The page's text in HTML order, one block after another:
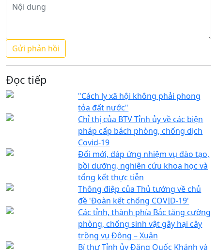
Đọc tiếp
"Cách ly xã hội không phải phong
tỏa đất nước"
Chỉ thị của BTV Tỉnh ủy về các biện
pháp cấp bách phòng, chống dịch
Covid-19
Đổi mới, đáp ứng nhiệm vụ đào tạo,
bồi dưỡng, nghiên cứu khoa học và
tổng kết thực tiễn
Thông điệp của Thủ tướng về chủ
đề 'Đoàn kết chống COVID-19'
Các tỉnh, thành phía Bắc tăng cường
phòng, chống sinh vật gây hại cây
trồng vụ Đông – Xuân
Bí thư Tỉnh ủy Đặng Quốc Khánh và